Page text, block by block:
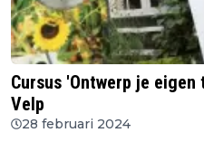
Cursus 'Ontwerp je
Velp
28 februari 2024